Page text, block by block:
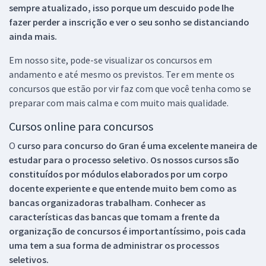
sempre atualizado, isso porque um descuido pode lhe
fazer perder a inscrição e ver o seu sonho se distanciando
ainda mais.
Em nosso site, pode-se visualizar os concursos em
andamento e até mesmo os previstos. Ter em mente os
concursos que estão por vir faz com que você tenha como se
preparar com mais calma e com muito mais qualidade.
Cursos online para concursos
O curso para concurso do Gran é uma excelente maneira de
estudar para o processo seletivo. Os nossos cursos são
constituídos por módulos elaborados por um corpo
docente experiente e que entende muito bem como as
bancas organizadoras trabalham. Conhecer as
características das bancas que tomam a frente da
organização de concursos é importantíssimo, pois cada
uma tem a sua forma de administrar os processos
seletivos.